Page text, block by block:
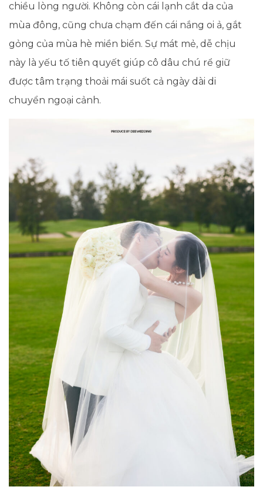
chiều lòng người. Không còn cái lạnh cắt da của
mùa đông, cũng chưa chạm đến cái nắng oi ả, gắt
gỏng của mùa hè miền biển. Sự mát mẻ, dễ chịu
này là yếu tố tiên quyết giúp cô dâu chú rể giữ
được tâm trạng thoải mái suốt cả ngày dài di
chuyển ngoại cảnh.